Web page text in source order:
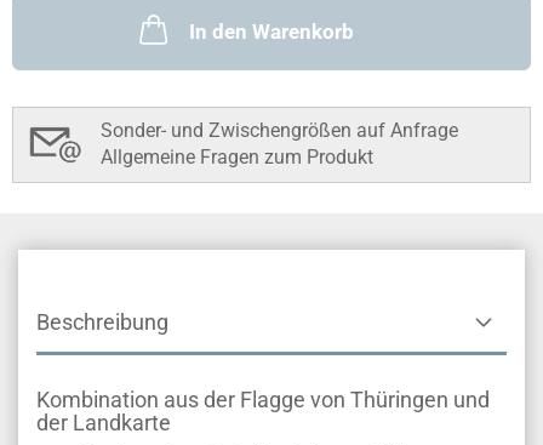
In den Warenkorb
Sonder- und Zwischengrößen auf Anfrage
Allgemeine Fragen zum Produkt
Beschreibung
Kombination aus der Flagge von Thüringen und
der Landkarte